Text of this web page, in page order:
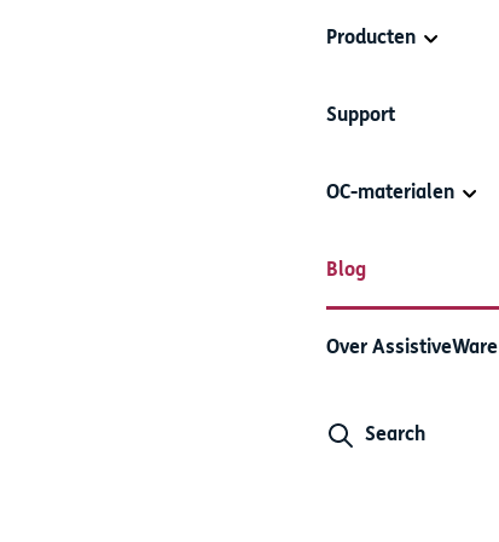
Producten
Support
OC-materialen
Blog
Over AssistiveWare
Search